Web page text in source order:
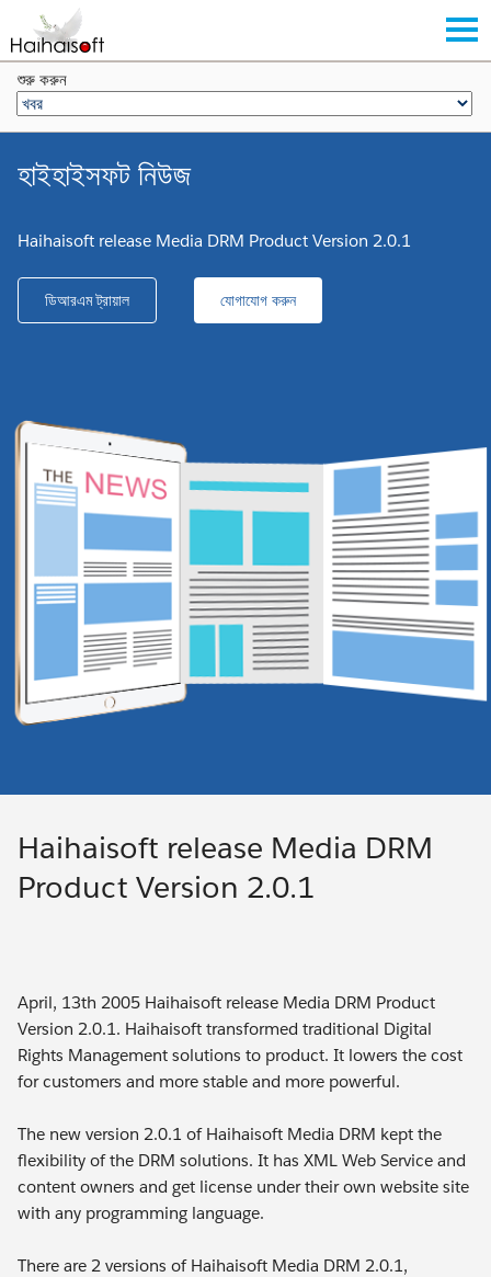
শুরু করুন
হাইহাইসফট নিউজ
Haihaisoft release Media DRM Product Version 2.0.1
ডিআরএম ট্রায়াল যোগাযোগ করুন
Haihaisoft release Media DRM
Product Version 2.0.1
April, 13th 2005 Haihaisoft release Media DRM Product
Version 2.0.1. Haihaisoft transformed traditional Digital
Rights Management solutions to product. It lowers the cost
for customers and more stable and more powerful.
The new version 2.0.1 of Haihaisoft Media DRM kept the
flexibility of the DRM solutions. It has XML Web Service and
content owners and get license under their own website site
with any programming language.
There are 2 versions of Haihaisoft Media DRM 2.0.1,